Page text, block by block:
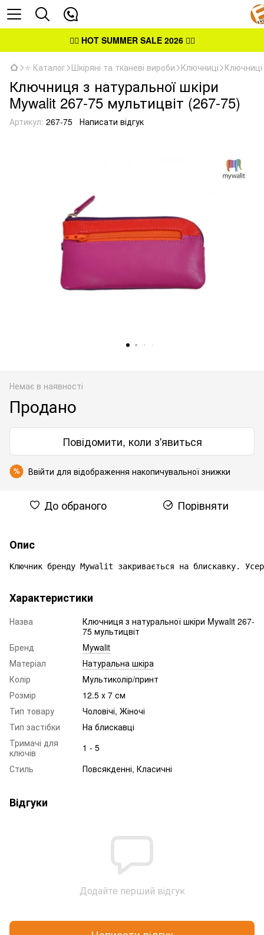
👉🏻 HOT SUMMER SALE 2026👈🏻
⭐ Каталог Шкіряні та тканеві вироби Ключниці Ключниці
Ключниця з натуральної шкіри
Mywalit 267-75 мультицвіт (267-75)
Артикул: 267-75 Написати відгук
Немає в наявності
Продано
Повідомити, коли з'явиться
% Ввійти для відображення накопичувальної знижки
До обраного Порівняти
Опис
Ключник бренду Mywalit закривається на блискавку.
Характеристики
Назва
Ключниця з натуральної шкіри Mywalit 267-
75 мультицвіт
Бренд
Mywalit
Матеріал
Натуральна шкіра
Колір
Мультиколір/принт
Розмір
12.5 x 7 см
Тип товару
Чоловічі, Жіночі
Тип застібки
На блискавці
Тримачі для
ключів
1 - 5
Стиль
Повсякденні, Класичні
Відгуки
Додайте перший відгук